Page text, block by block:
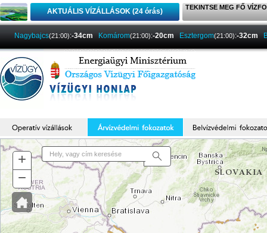
AKTUÁLIS VÍZÁLLÁSOK (24 órás) TEKINTSE MEG FŐ
Nagybajcs(21:00):-34cm Komárom(21:00):-20cm Esztergom(21:00):-32cm